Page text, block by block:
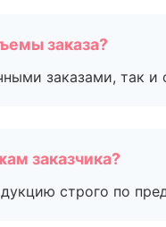
заказа?
заказами, так
заказчика?
строго по